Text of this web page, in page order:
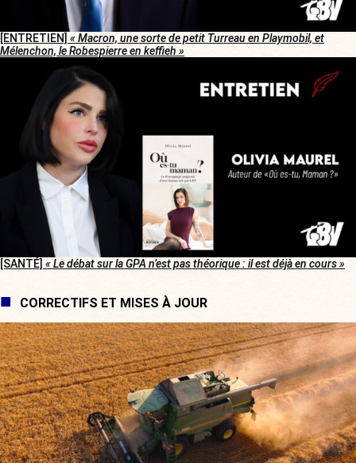
[ENTRETIEN] « Macron, une sorte de petit Turreau en Playmobil, et
Mélenchon, le Robespierre en keffieh »
[SANTÉ] « Le débat sur la GPA n’est pas théorique : il est déjà en cours »
CORRECTIFS ET MISES À JOUR